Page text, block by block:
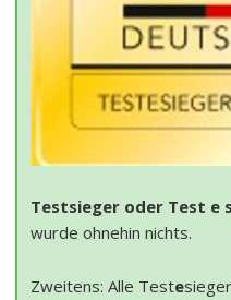
Testsieger oder Test e
wurde ohnehin nichts.
Zweitens: Alle Teste